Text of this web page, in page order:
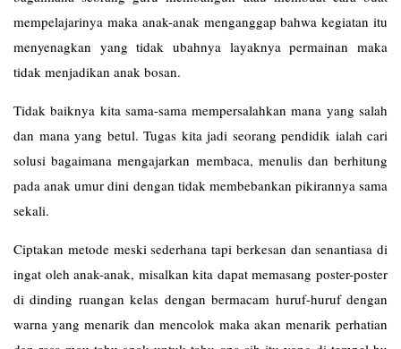
mempelajarinya maka anak-anak menganggap bahwa kegiatan itu
menyenagkan yang tidak ubahnya layaknya permainan maka
tidak menjadikan anak bosan.
Tidak baiknya kita sama-sama mempersalahkan mana yang salah
dan mana yang betul. Tugas kita jadi seorang pendidik ialah cari
solusi bagaimana mengajarkan membaca, menulis dan berhitung
pada anak umur dini dengan tidak membebankan pikirannya sama
sekali.
Ciptakan metode meski sederhana tapi berkesan dan senantiasa di
ingat oleh anak-anak, misalkan kita dapat memasang poster-poster
di dinding ruangan kelas dengan bermacam huruf-huruf dengan
warna yang menarik dan mencolok maka akan menarik perhatian